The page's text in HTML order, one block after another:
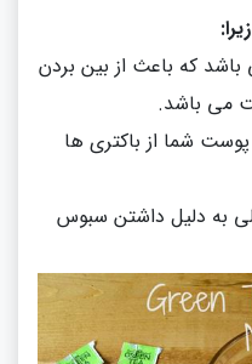
که باعث از بین بردن
می باشد.
شما از باکتری ها
به دلیل داشتن سبوس